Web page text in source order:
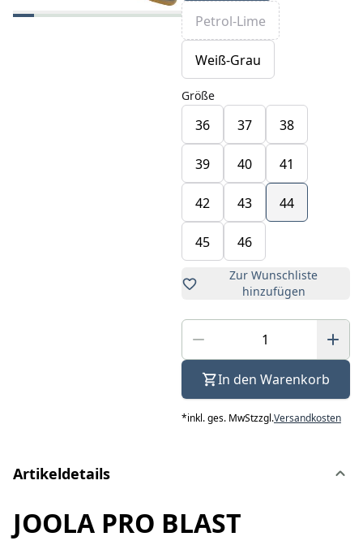
Petrol-Lime
Weiß-Grau
Größe
36 37 38
39 40 41
42 43 44
45 46
Zur Wunschliste
hinzufügen
In den Warenkorb
*inkl. ges. MwStzzgl.Versandkosten
Artikeldetails
JOOLA PRO BLAST